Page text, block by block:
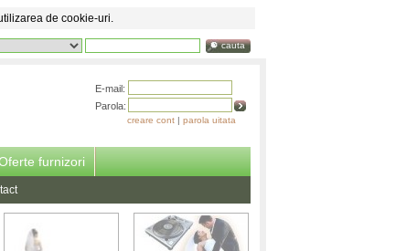
de cookie-uri.
cauta
E-mail:
Parola:
creare cont | parola uitata
furnizori